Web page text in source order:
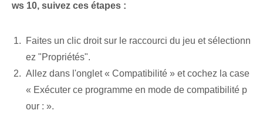
ws 10, suivez ces étapes :
Faites un clic droit sur le raccourci du jeu et sélectionn
ez "Propriétés".
Allez dans l'onglet « Compatibilité » et cochez la case
« Exécuter ce programme en mode de compatibilité p
our : ».